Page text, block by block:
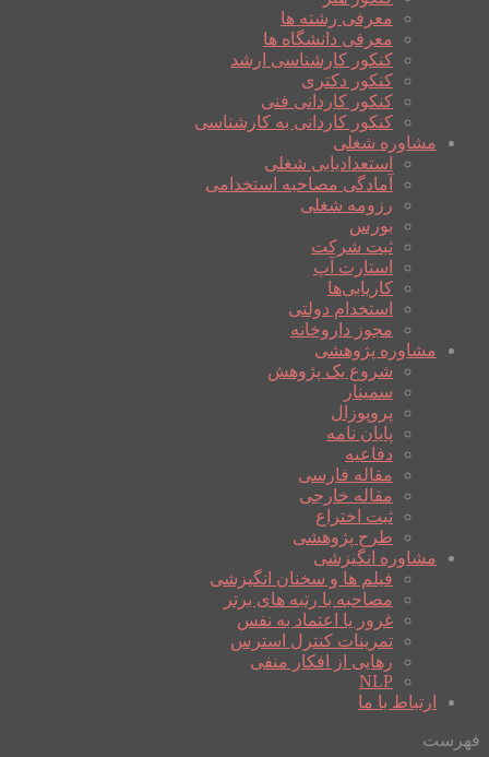
معرفی رشته ها
معرفی دانشگاه ها
کنکور کارشناسی ارشد
کنکور دکتری
کنکور کاردانی فنی
کنکور کاردانی به کارشناسی
مشاوره شغلی
استعدادیابی شغلی
آمادگی مصاحبه استخدامی
رزومه شغلی
بورس
ثبت شرکت
استارت آپ
کاریابی‌ها
استخدام دولتی
مجوز داروخانه
مشاوره پژوهشی
شروع یک پژوهش
سمینار
پروپوزال
پایان نامه
دفاعیه
مقاله فارسی
مقاله خارجی
ثبت اختراع
طرح پژوهشی
مشاوره انگیزشی
فیلم ها و سخنان انگیزشی
مصاحبه با رتبه های برتر
غرور یا اعتماد به نفس
تمرینات کنترل استرس
رهایی از افکار منفی
NLP
ارتباط با ما
فهرست